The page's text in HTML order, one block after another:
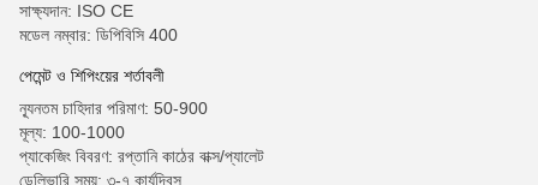
সাক্ষ্যদান: ISO CE
মডেল নম্বার: ডিপিবিসি 400
পেমেন্ট ও শিপিংয়ের শর্তাবলী
ন্যূনতম চাহিদার পরিমাণ: 50-900
মূল্য: 100-1000
প্যাকেজিং বিবরণ: রপ্তানি কাঠের বাক্স/প্যালেট
ডেলিভারি সময়: ৩-৭ কার্যদিবস